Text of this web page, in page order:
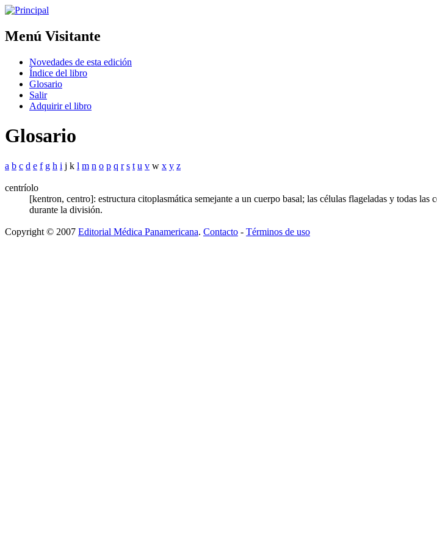
Menú Visitante
Novedades de esta edición
Índice del libro
Glosario
Salir
Adquirir el libro
Glosario
a b c d e f g h i j k l m n o p q r s t u v w x y z
centríolo
[kentron, centro]: estructura citoplasmática semejante a un cuerpo basal; las células flageladas y todas
durante la división.
Copyright © 2007 Editorial Médica Panamericana. Contacto - Términos de uso